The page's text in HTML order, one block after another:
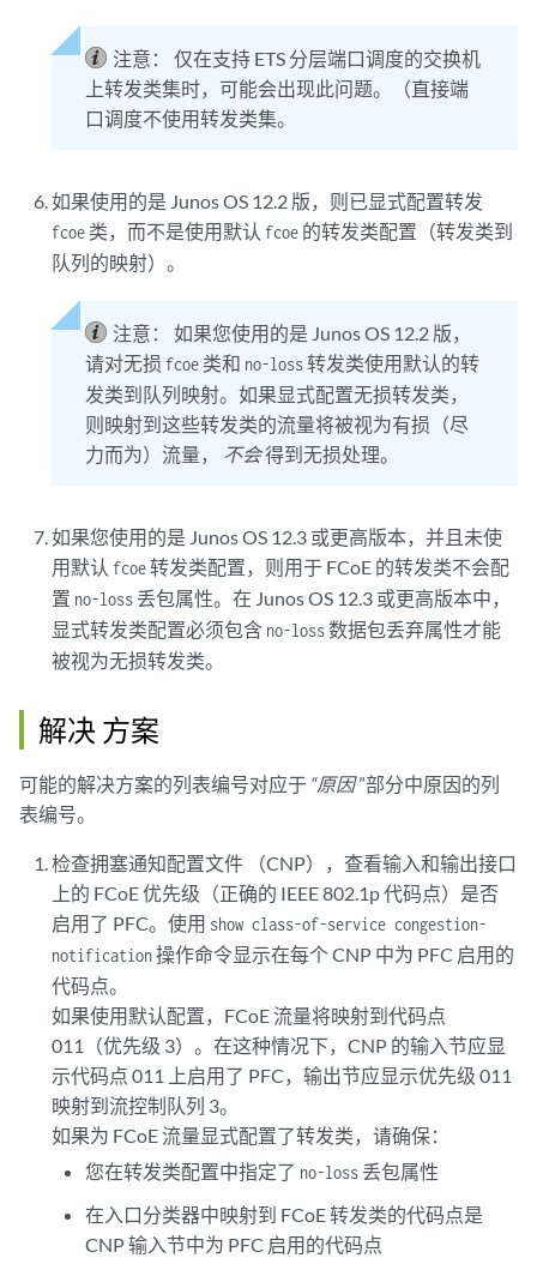
注意：
仅在支持 ETS 分层端口调度的交换机
上转发类集时，可能会出现此问题。（直接端
口调度不使用转发类集。
如果使用的是 Junos OS 12.2 版，则已显式配置转发
fcoe 类，而不是使用默认 fcoe 的转发类配置（转发类到
队列的映射）。
注意：
如果您使用的是 Junos OS 12.2 版，
请对无损 fcoe 类和 no-loss转发类使用默认的转
发类到队列映射。如果显式配置无损转发类，
则映射到这些转发类的流量将被视为有损（尽
力而为）流量， 不会得到无损处理。
如果您使用的是 Junos OS 12.3 或更高版本，并且未使
用默认 fcoe转发类配置，则用于 FCoE 的转发类不会配
置 no-loss 丢包属性。在 Junos OS 12.3 或更高版本中，
显式转发类配置必须包含 no-loss数据包丢弃属性才能
被视为无损转发类。
解决 方案
可能的解决方案的列表编号对应于 “原因”部分中原因的列
表编号。
检查拥塞通知配置文件 （CNP），查看输入和输出接口
上的 FCoE 优先级（正确的 IEEE 802.1p 代码点）是否
启用了 PFC。使用 show class-of-service congestion-
notification操作命令显示在每个 CNP 中为 PFC 启用的
代码点。
如果使用默认配置，FCoE 流量将映射到代码点
011（优先级 3）。在这种情况下，CNP 的输入节应显
示代码点 011 上启用了 PFC，输出节应显示优先级 011
映射到流控制队列 3。
如果为 FCoE 流量显式配置了转发类，请确保：
您在转发类配置中指定了 no-loss丢包属性
在入口分类器中映射到 FCoE 转发类的代码点是
CNP 输入节中为 PFC 启用的代码点